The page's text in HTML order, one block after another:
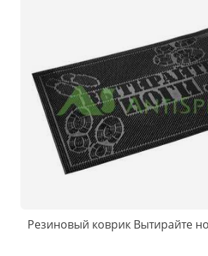
Резиновый коврик Вытирайте